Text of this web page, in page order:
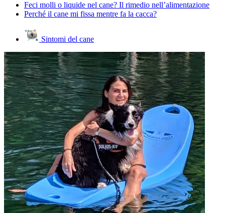
Feci molli o liquide nel cane? Il rimedio nell’alimentazione
Perché il cane mi fissa mentre fa la cacca?
Sintomi del cane